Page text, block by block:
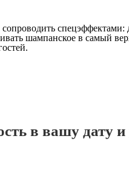
шампанское в самый
в вашу дату и